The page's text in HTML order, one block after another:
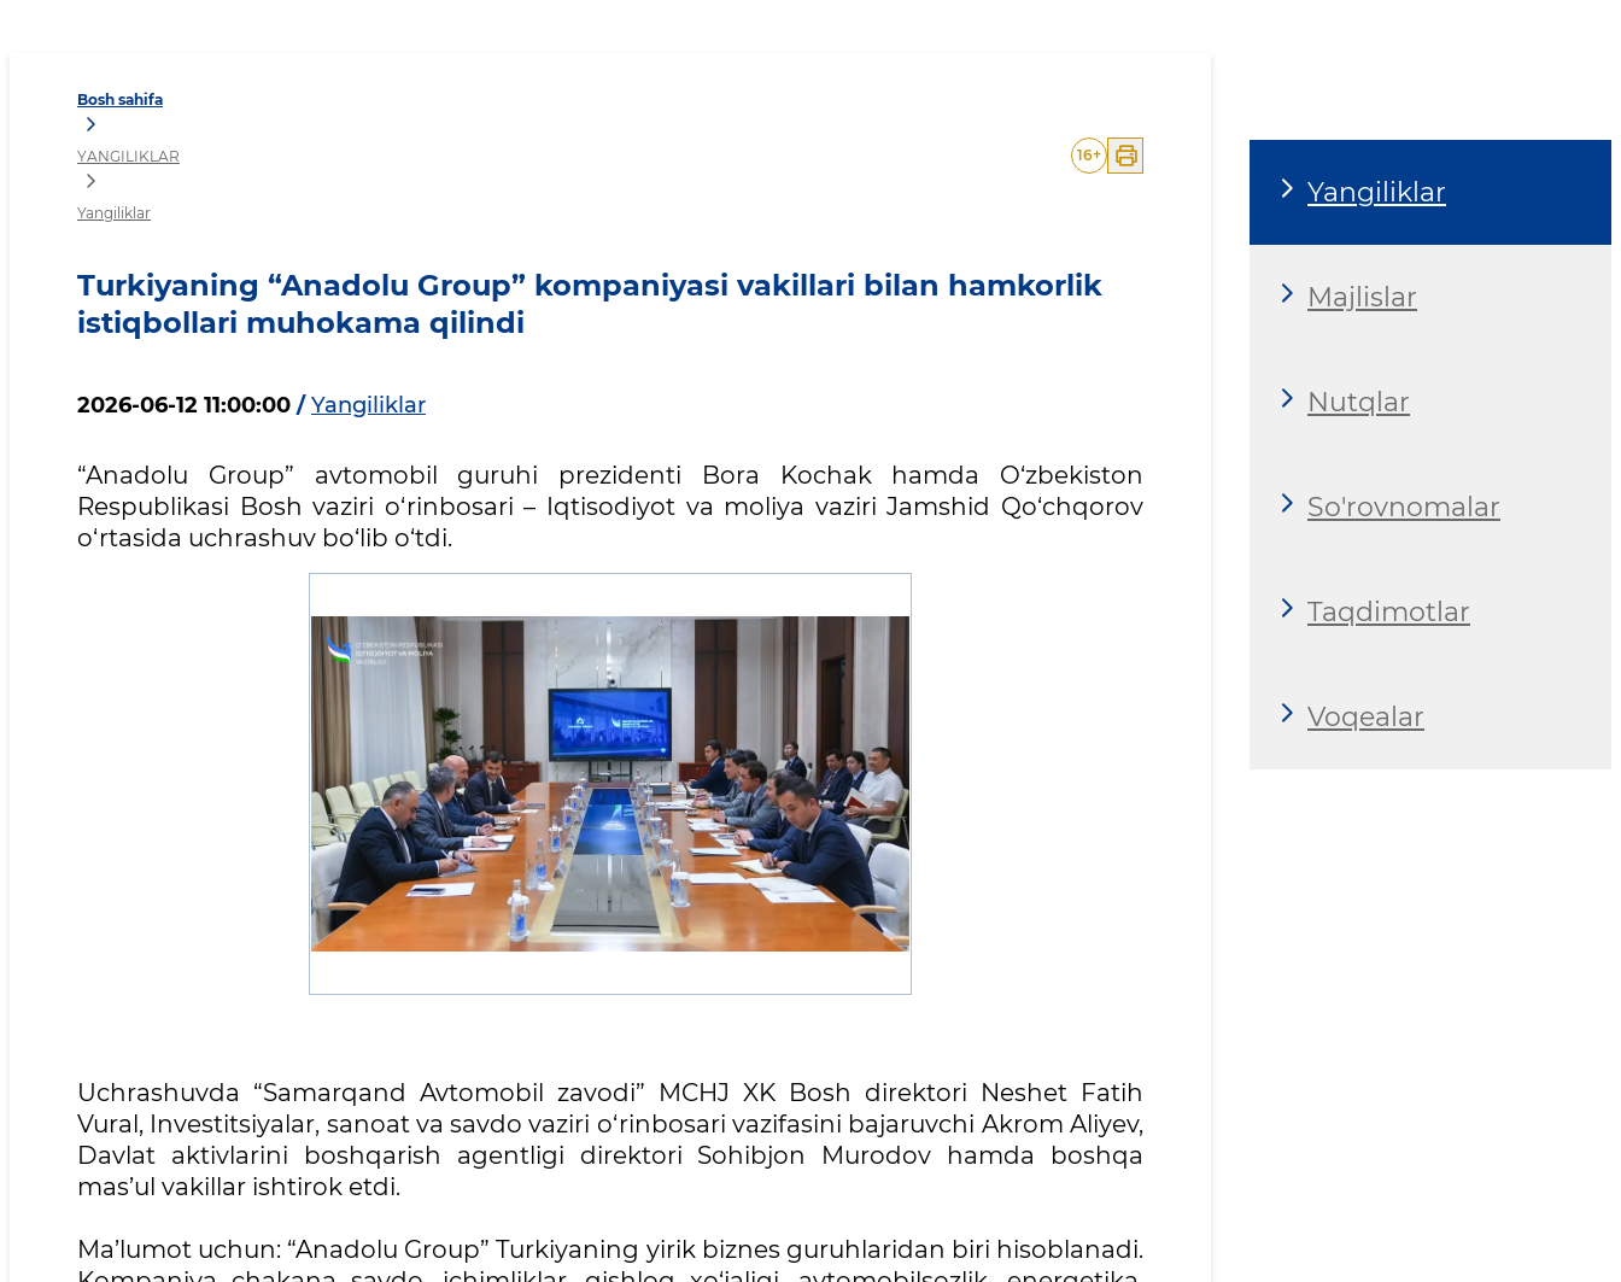
Bosh sahifa
YANGILIKLAR
Yangiliklar
16+
Turkiyaning “Anadolu Group” kompaniyasi vakillari bilan hamkorlik
istiqbollari muhokama qilindi
2026-06-12 11:00:00 / Yangiliklar
“Anadolu Group” avtomobil guruhi prezidenti Bora Kochak hamda O‘zbekiston
Respublikasi Bosh vaziri o‘rinbosari – Iqtisodiyot va moliya vaziri Jamshid Qo‘chqorov
o‘rtasida uchrashuv bo‘lib o‘tdi.
Uchrashuvda “Samarqand Avtomobil zavodi” MCHJ XK Bosh direktori Neshet Fatih
Vural, Investitsiyalar, sanoat va savdo vaziri o‘rinbosari vazifasini bajaruvchi Akrom Aliyev,
Davlat aktivlarini boshqarish agentligi direktori Sohibjon Murodov hamda boshqa
mas’ul vakillar ishtirok etdi.
Ma’lumot uchun: “Anadolu Group” Turkiyaning yirik biznes guruhlaridan biri hisoblanadi.
Yangiliklar
Majlislar
Nutqlar
So'rovnomalar
Taqdimotlar
Voqealar